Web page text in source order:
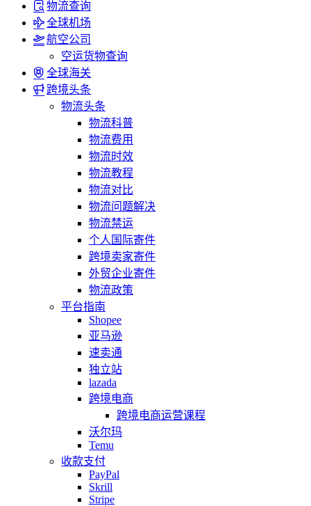
物流查询
全球机场
航空公司
空运货物查询
全球海关
跨境头条
物流头条
物流科普
物流费用
物流时效
物流教程
物流对比
物流问题解决
物流禁运
个人国际寄件
跨境卖家寄件
外贸企业寄件
物流政策
平台指南
Shopee
亚马逊
速卖通
独立站
lazada
跨境电商
跨境电商运营课程
沃尔玛
Temu
收款支付
PayPal
Skrill
Stripe